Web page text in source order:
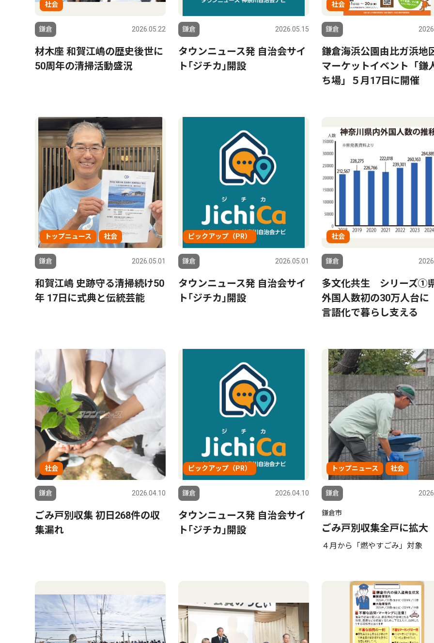
社会
鎌倉 2026.05.22
材木座 和賀江嶋の歴史後世に
50周年の清掃活動盛況
鎌倉 2026.05.15
タウンニュース発 自治会サイ
ト｢ジチカ｣開設
社会
鎌倉
鎌倉海浜公園由比ガ浜地
マーケットイベント「鎌
ち場」５月17日に開催
トップニュース 社会
鎌倉 2026.05.01
和賀江嶋 史跡守る清掃続け50
年 17日に式典と伝統芸能
ピックアップ（PR）
鎌倉 2026.05.01
タウンニュース発 自治会サイ
ト｢ジチカ｣開設
社会
鎌倉
多文化共生 シリーズ①
外国人数初の30万人台
言語化で暮らし支える
社会
鎌倉 2026.04.10
ごみ戸別収集 初日268件の収
集漏れ
ピックアップ（PR）
鎌倉 2026.04.10
タウンニュース発 自治会サイ
ト｢ジチカ｣開設
トップニュース 社会
鎌倉
鎌倉市
ごみ戸別収集全戸に拡大
４月から「燃やすごみ」対象